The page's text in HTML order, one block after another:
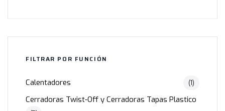
FILTRAR POR FUNCIÓN
Calentadores (1)
Cerradoras Twist-Off y Cerradoras Tapas Plastico